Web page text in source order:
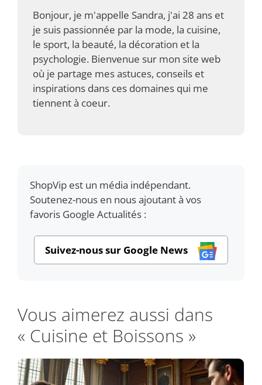
Bonjour, je m'appelle Sandra, j'ai 28 ans et
je suis passionnée par la mode, la cuisine,
le sport, la beauté, la décoration et la
psychologie. Bienvenue sur mon site web
où je partage mes astuces, conseils et
inspirations dans ces domaines qui me
tiennent à coeur.
ShopVip est un média indépendant.
Soutenez-nous en nous ajoutant à vos
favoris Google Actualités :
Suivez-nous sur Google News
Vous aimerez aussi dans
« Cuisine et Boissons »